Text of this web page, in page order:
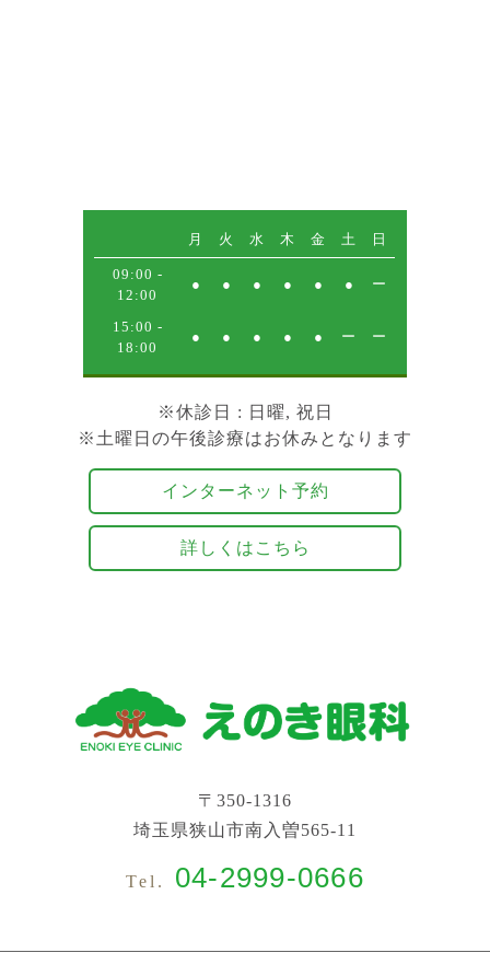
月 火 水 木 金 土 日
09:00 -
12:00
● ● ● ● ● ● ー
15:00 -
18:00
● ● ● ● ● ー ー
※休診日
: 日曜, 祝日
※土曜日の午後診療はお休みとなります
インターネット予約
詳しくはこちら
〒350-1316
埼玉県狭山市南入曽565-11
Tel. 04-2999-0666